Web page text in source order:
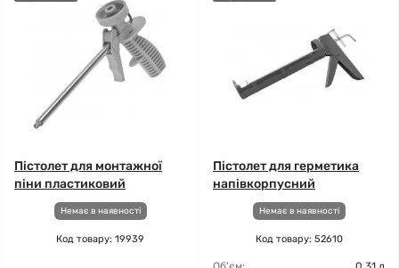
Пістолет для монтажної
піни пластиковий
Немає в наявності
Код товару: 19939
Пістолет для герметика
напівкорпусний
Немає в наявності
Код товару: 52610